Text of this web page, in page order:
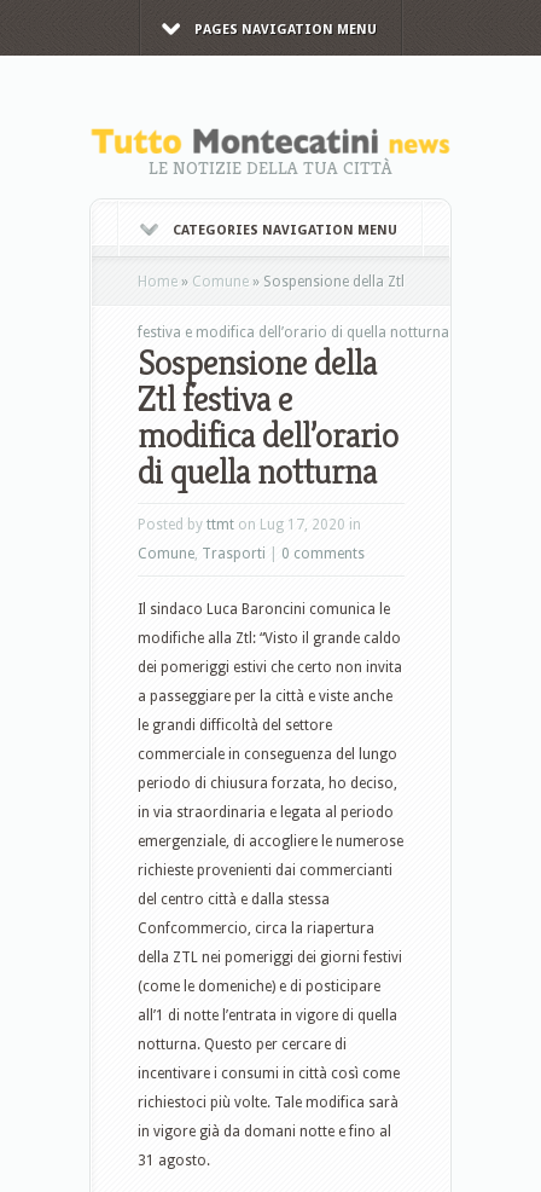
PAGES NAVIGATION MENU
LE NOTIZIE DELLA TUA CITTÀ
CATEGORIES NAVIGATION MENU
Home » Comune » Sospensione della Ztl
festiva e modifica dell’orario di quella notturna
Sospensione della
Ztl festiva e
modifica dell’orario
di quella notturna
Posted by ttmt on Lug 17, 2020 in
Comune, Trasporti 0 comments
Il sindaco Luca Baroncini comunica le
modifiche alla Ztl: “Visto il grande caldo
dei pomeriggi estivi che certo non invita
a passeggiare per la città e viste anche
le grandi difficoltà del settore
commerciale in conseguenza del lungo
periodo di chiusura forzata, ho deciso,
in via straordinaria e legata al periodo
emergenziale, di accogliere le numerose
richieste provenienti dai commercianti
del centro città e dalla stessa
Confcommercio, circa la riapertura
della ZTL nei pomeriggi dei giorni festivi
(come le domeniche) e di posticipare
all’1 di notte l’entrata in vigore di quella
notturna. Questo per cercare di
incentivare i consumi in città così come
richiestoci più volte. Tale modifica sarà
in vigore già da domani notte e fino al
31 agosto.